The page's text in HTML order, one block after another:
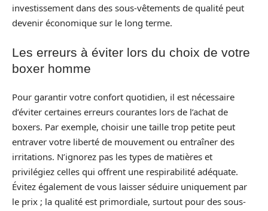
investissement dans des sous-vêtements de qualité peut
devenir économique sur le long terme.
Les erreurs à éviter lors du choix de votre
boxer homme
Pour garantir votre confort quotidien, il est nécessaire
d’éviter certaines erreurs courantes lors de l’achat de
boxers. Par exemple, choisir une taille trop petite peut
entraver votre liberté de mouvement ou entraîner des
irritations. N’ignorez pas les types de matières et
privilégiez celles qui offrent une respirabilité adéquate.
Évitez également de vous laisser séduire uniquement par
le prix ; la qualité est primordiale, surtout pour des sous-